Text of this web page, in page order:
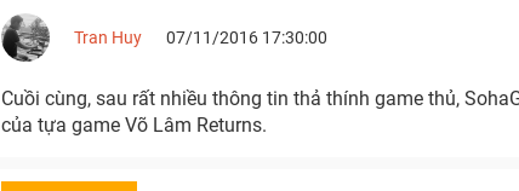
Tran Huy 07/11/2016 17:30:00
Cuồi cùng, sau rất nhiều thông tin thả thính game thủ,
của tựa game Võ Lâm Returns.